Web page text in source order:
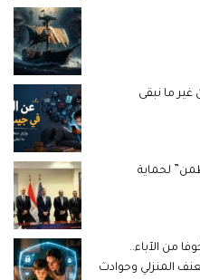
ما نبقى
لحماية
من الآباء..
المنزلي وحوادث